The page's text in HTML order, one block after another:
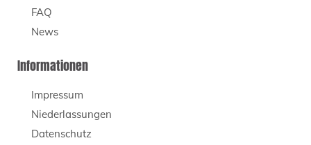
FAQ
News
Informationen
Impressum
Niederlassungen
Datenschutz